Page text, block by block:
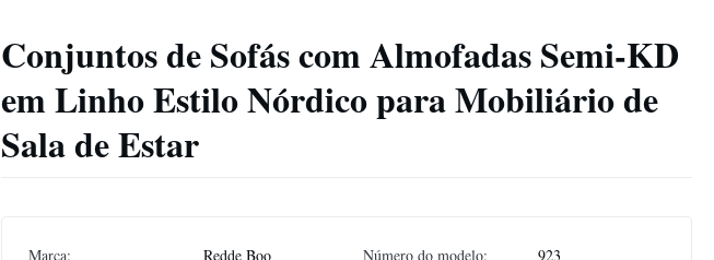
Conjuntos de Sofás com Almofadas Semi-KD
em Linho Estilo Nórdico para Mobiliário de
Sala de Estar
Marca: Redde Boo Número do modelo: 923